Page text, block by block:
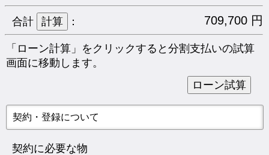
合計 ： 709,700 円
「ローン計算」をクリックすると分割支払いの試算
画面に移動します。
契約・登録について
契約に必要な物